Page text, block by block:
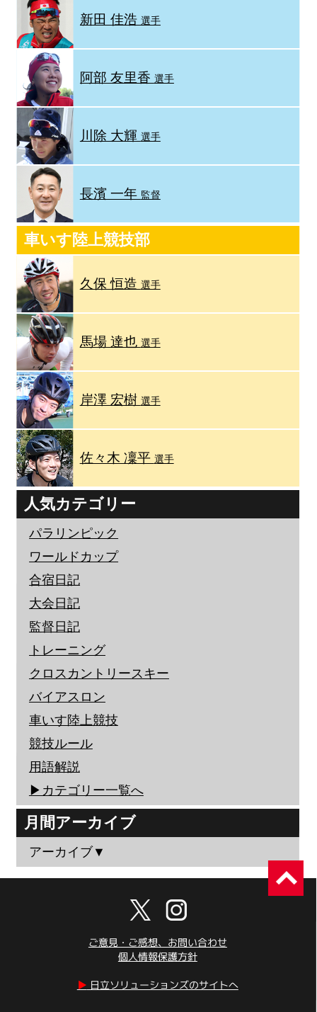
新田 佳浩 選手
阿部 友里香 選手
川除 大輝 選手
長濱 一年 監督
車いす陸上競技部
久保 恒造 選手
馬場 達也 選手
岸澤 宏樹 選手
佐々木 凜平 選手
人気カテゴリー
パラリンピック
ワールドカップ
合宿日記
大会日記
監督日記
トレーニング
クロスカントリースキー
バイアスロン
車いす陸上競技
競技ルール
用語解説
▶︎カテゴリー一覧へ
月間アーカイブ
アーカイブ▼
ご意見・ご感想、お問い合わせ
個人情報保護方針
▶︎ 日立ソリューションズのサイトへ